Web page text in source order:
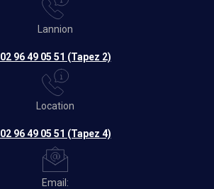
Lannion
02 96 49 05 51 (Tapez 2)
Location
02 96 49 05 51 (Tapez 4)
Email: